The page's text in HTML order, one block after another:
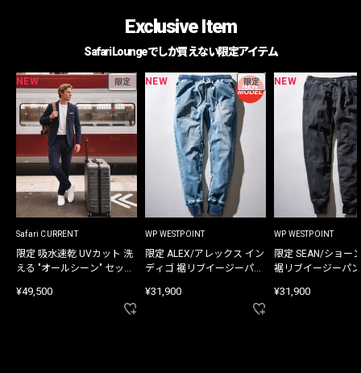
Exclusive Item
Safari Loungeでしか買えない限定アイテム
NEW 限定
Safari CURRENT
限定 吸水速乾 UVカット 洗
える "オールシーン" セット
¥49,500
NEW 限定
WP WESTPOINT
限定 ALEX/アレックス イン
ディゴ 裾リブイージーパン
¥31,900
NEW
WP WESTPOINT
限定 SEAN/ショー
裾リブイージーパ
¥31,900